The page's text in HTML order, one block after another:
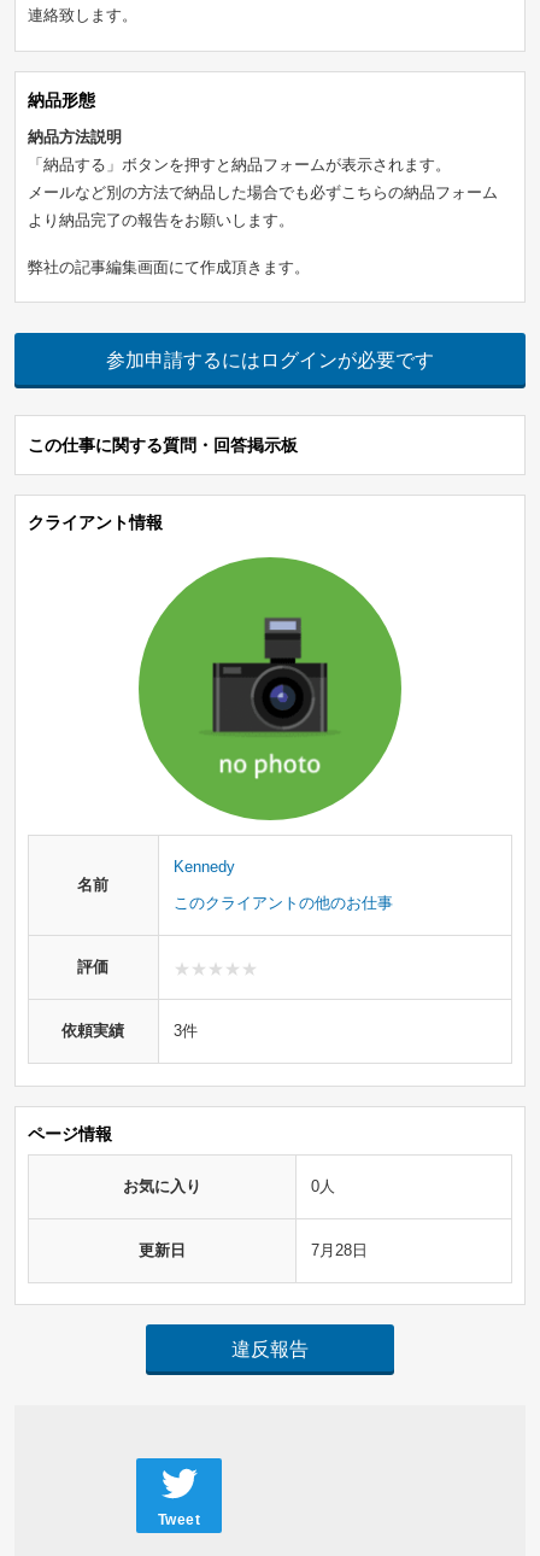
連絡致します。
納品形態
納品方法説明
「納品する」ボタンを押すと納品フォームが表示されます。
メールなど別の方法で納品した場合でも必ずこちらの納品フォーム
より納品完了の報告をお願いします。
弊社の記事編集画面にて作成頂きます。
参加申請するにはログインが必要です
この仕事に関する質問・回答掲示板
クライアント情報
名前
Kennedy
このクライアントの他のお仕事
評価
依頼実績 3件
ページ情報
お気に入り 0人
更新日 7月28日
違反報告
Tweet